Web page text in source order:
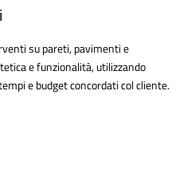
su pareti, pavimenti e
e funzionalità, utilizzando
e budget concordati col cliente.